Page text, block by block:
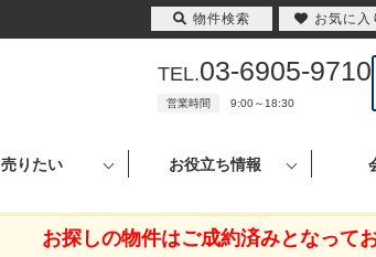
TEL.03-6905-9710
営業時間 9:00～18:30
売りたい お役立ち情報
お探しの物件はご成約済みとなってお
物件検索 お気に入